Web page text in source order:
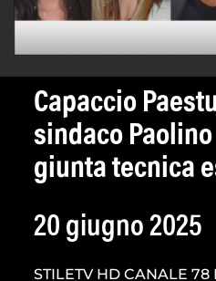
Capaccio
sindaco
giunta tecnica
20 giugno 2025
STILETV HD CANALE 78